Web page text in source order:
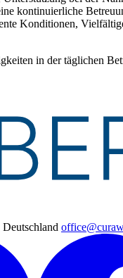
kontinuierliche
Konditionen,
in der täglichen